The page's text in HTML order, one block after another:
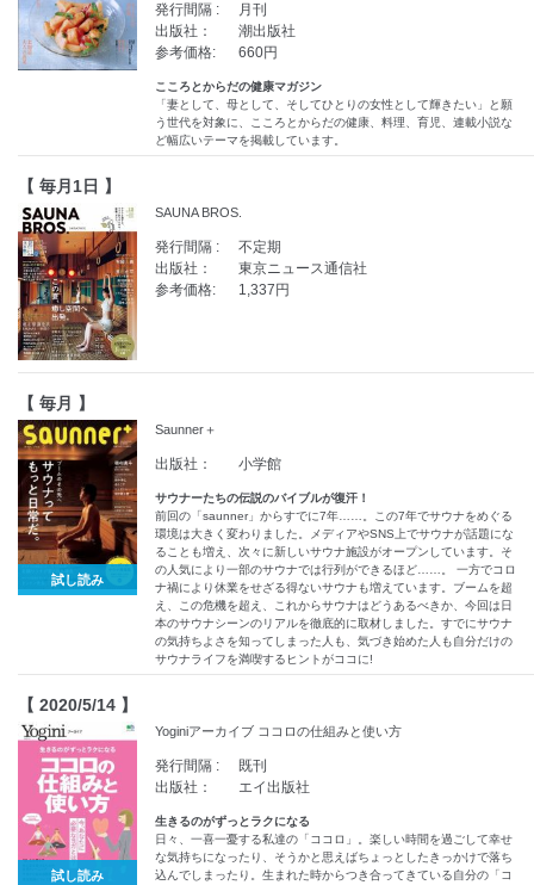
発行間隔 :
月刊
出版社：
潮出版社
参考価格:
660円
こころとからだの健康マガジン
「妻として、母として、そしてひとりの女性として輝きたい」と願
う世代を対象に、こころとからだの健康、料理、育児、連載小説な
ど幅広いテーマを掲載しています。
【 毎月1日 】
SAUNA BROS.
発行間隔 :
不定期
出版社：
東京ニュース通信社
参考価格:
1,337円
【 毎月 】
試し読み
Saunner＋
出版社： 小学館
サウナーたちの伝説のバイブルが復汗！
前回の「saunner」からすでに7年……。この7年でサウナをめぐる
環境は大きく変わりました。メディアやSNS上でサウナが話題にな
ることも増え、次々に新しいサウナ施設がオープンしています。そ
の人気により一部のサウナでは行列ができるほど……。 一方でコロ
ナ禍により休業をせざる得ないサウナも増えています。ブームを超
え、この危機を超え、これからサウナはどうあるべきか、今回は日
本のサウナシーンのリアルを徹底的に取材しました。すでにサウナ
の気持ちよさを知ってしまった人も、気づき始めた人も自分だけの
サウナライフを満喫するヒントがココに!
【 2020/5/14 】
試し読み
Yoginiアーカイブ ココロの仕組みと使い方
発行間隔 :
既刊
出版社：
エイ出版社
生きるのがずっとラクになる
日々、一喜一憂する私達の「ココロ」。楽しい時間を過ごして幸せ
な気持ちになったり、そうかと思えばちょっとしたきっかけで落ち
込んでしまったり。生まれた時からつき合ってきている自分の「コ